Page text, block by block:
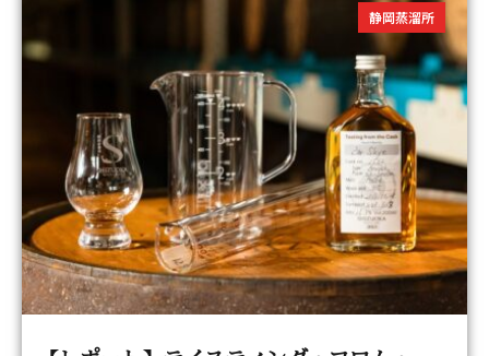
静岡蒸溜所